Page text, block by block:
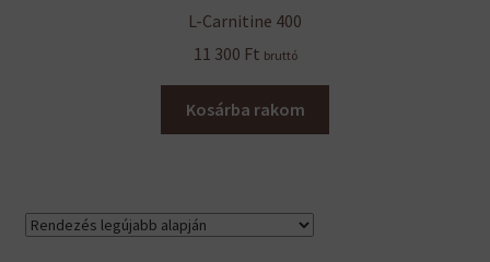
L-Carnitine 400
11 300 Ft bruttó
Kosárba rakom